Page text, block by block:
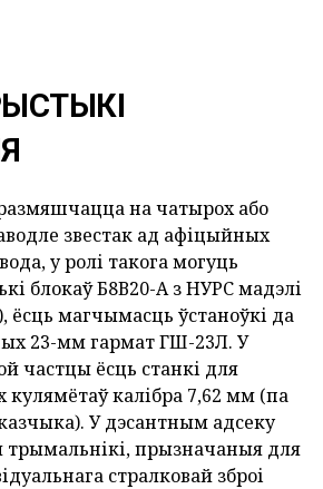
на чатырох або
звестак ад афіцыйных
у ролі такога могуць
блокаў Б8В20-А з НУРС мадэлі
ёсць магчымасць ўстаноўкі да
23-мм гармат ГШ-23Л. У
частцы ёсць станкі для
калібра 7,62 мм (па
У дэсантным адсеку
прызначаныя для
стралковай зброі